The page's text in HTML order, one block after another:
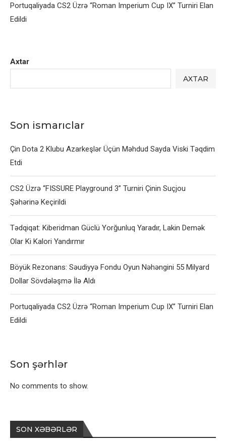
Axtar
AXTAR
Son ismarıclar
Çin Dota 2 Klubu Azarkeşlər Üçün Məhdud Sayda Viski Təqdim
Etdi
CS2 Üzrə “FISSURE Playground 3” Turniri Çinin Suçjou
Şəhərinə Keçirildi
Tədqiqat: Kiberidman Güclü Yorğunluq Yaradır, Lakin Demək
Olar Ki Kalori Yandırmır
Böyük Rezonans: Səudiyyə Fondu Oyun Nəhəngini 55 Milyard
Dollar Sövdələşmə İlə Aldı
Portuqaliyada CS2 Üzrə “Roman Imperium Cup IX” Turniri Elan
Edildi
Son şərhlər
No comments to show.
SON XƏBƏRLƏR
Portuqaliyada CS2 Üzrə “Roman Imperium Cup IX” Turniri Elan
Edildi